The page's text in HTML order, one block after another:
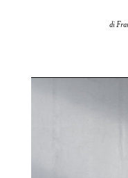
di